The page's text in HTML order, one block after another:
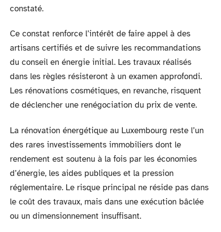
constaté.
Ce constat renforce l’intérêt de faire appel à des
artisans certifiés et de suivre les recommandations
du conseil en énergie initial. Les travaux réalisés
dans les règles résisteront à un examen approfondi.
Les rénovations cosmétiques, en revanche, risquent
de déclencher une renégociation du prix de vente.
La rénovation énergétique au Luxembourg reste l’un
des rares investissements immobiliers dont le
rendement est soutenu à la fois par les économies
d’énergie, les aides publiques et la pression
réglementaire. Le risque principal ne réside pas dans
le coût des travaux, mais dans une exécution bâclée
ou un dimensionnement insuffisant.